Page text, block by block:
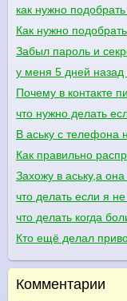
как нужно
Как нужно
Забыл пароль и
у меня 5 дней назад
Почему в контакте
что нужно делать
В аську с телефона
Как правильно
Захожу в аську,а
что делать если я
что делать когда
Кто ещё делал
Комментарии